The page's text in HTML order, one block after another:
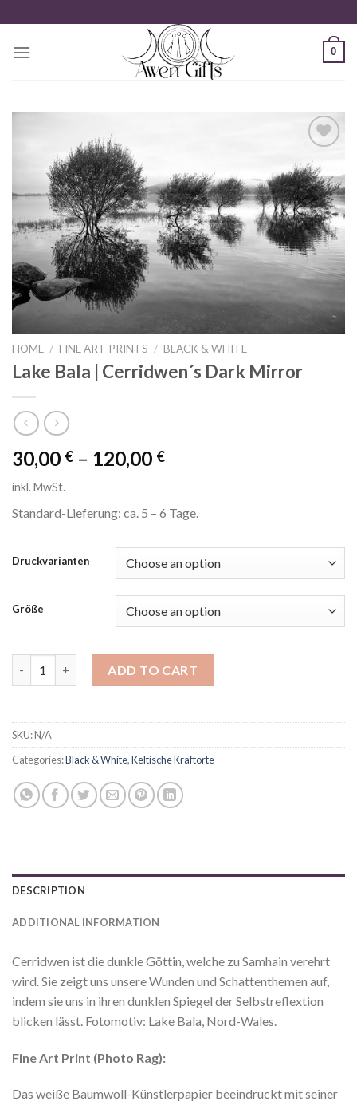
Inhalt
springen
0
Add to
wishlist
HOME / FINE ART PRINTS / BLACK & WHITE
Lake Bala | Cerridwen´s Dark Mirror
30,00 € – 120,00 €
inkl. MwSt.
Standard-Lieferung: ca. 5 – 6 Tage.
Druckvarianten
Größe
ADD TO CART
SKU:N/A
Categories:Black & White,Keltische Kraftorte
DESCRIPTION
ADDITIONAL INFORMATION
Cerridwen ist die dunkle Göttin, welche zu Samhain verehrt
wird. Sie zeigt uns unsere Wunden und Schattenthemen auf,
indem sie uns in ihren dunklen Spiegel der Selbstreflextion
blicken lässt. Fotomotiv: Lake Bala, Nord-Wales.
Fine Art Print (Photo Rag):
Das weiße Baumwoll-Künstlerpapier beeindruckt mit seiner